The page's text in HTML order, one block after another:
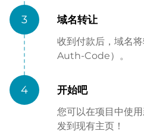
3 域名转让
收到付款后，域名
Auth-Code）。
4 开始吧
您可以在项目中使
发到现有主页！